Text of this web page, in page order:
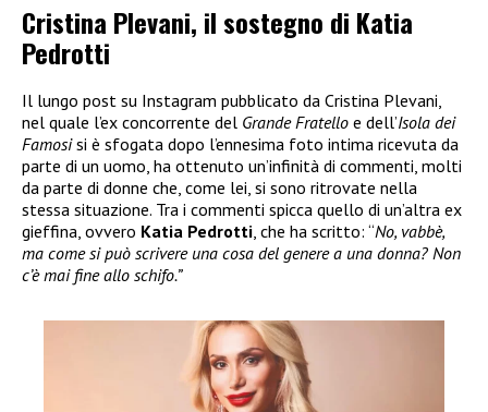
Cristina Plevani, il sostegno di Katia
Pedrotti
Il lungo post su Instagram pubblicato da Cristina Plevani,
nel quale l’ex concorrente del Grande Fratello e dell’Isola dei
Famosisi è sfogata dopo l’ennesima foto intima ricevuta da
parte di un uomo, ha ottenuto un’infinità di commenti, molti
da parte di donne che, come lei, si sono ritrovate nella
stessa situazione. Tra i commenti spicca quello di un’altra ex
gieffina, ovvero Katia Pedrotti , che ha scritto: “No, vabbè,
ma come si può scrivere una cosa del genere a una donna? Non
c’è mai fine allo schifo.”